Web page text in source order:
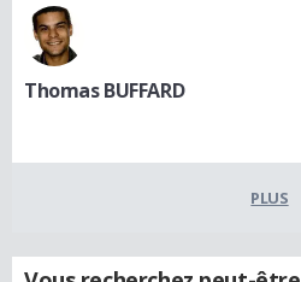
Thomas BUFFARD
PLUS